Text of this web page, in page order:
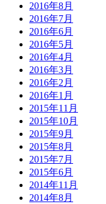
2016年8月
2016年7月
2016年6月
2016年5月
2016年4月
2016年3月
2016年2月
2016年1月
2015年11月
2015年10月
2015年9月
2015年8月
2015年7月
2015年6月
2014年11月
2014年8月